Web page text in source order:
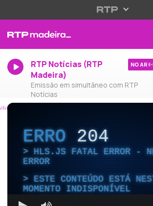
RTP Notícias (RTP
Madeira)
Emissão em simultâneo com RTP
Notícias
NO AR
ERRO204
HLS.JS FATAL ERROR -
ERROR
ESTE CONTEÚDO ESTÁ
MOMENTO INDISPONÍVEL